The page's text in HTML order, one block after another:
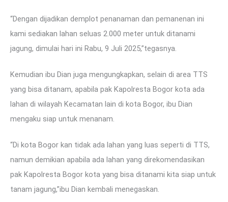
“Dengan dijadikan demplot penanaman dan pemanenan ini
kami sediakan lahan seluas 2.000 meter untuk ditanami
jagung, dimulai hari ini Rabu, 9 Juli 2025,”tegasnya.
Kemudian ibu Dian juga mengungkapkan, selain di area TTS
yang bisa ditanam, apabila pak Kapolresta Bogor kota ada
lahan di wilayah Kecamatan lain di kota Bogor, ibu Dian
mengaku siap untuk menanam.
“Di kota Bogor kan tidak ada lahan yang luas seperti di TTS,
namun demikian apabila ada lahan yang direkomendasikan
pak Kapolresta Bogor kota yang bisa ditanami kita siap untuk
tanam jagung,”ibu Dian kembali menegaskan.